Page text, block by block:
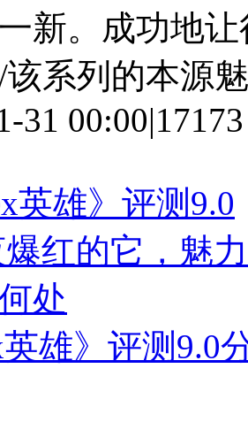
新。成功地
系列的本源
31 00:00|17173
英雄》评测